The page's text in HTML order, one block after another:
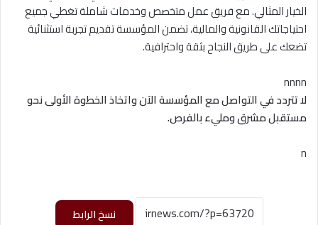
الخيار المثالي. مع فريق عمل متخصص وخدمات شاملة تغطي جميع
احتياجاتك القانونية والمالية، تضمن المؤسسة تقديم تجربة استثنائية
تضعك على طريق النجاح بثقة واحترافية.
nnnn
لا تتردد في التواصل مع المؤسسة الآن واتخاذ الخطوة الأولى نحو
مستقبل مشرق ومليء بالفرص.
n
نسخ الرابط